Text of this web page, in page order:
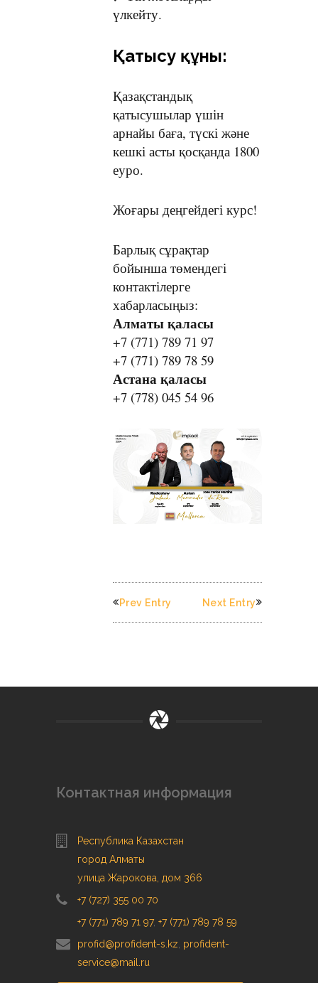
үлкейту.
Қатысу құны:
Қазақстандық
қатысушылар үшін
арнайы баға, түскі және
кешкі асты қосқанда 1800
еуро.
Жоғары деңгейдегі курс!
Барлық сұрақтар
бойынша төмендегі
контактілерге
хабарласыңыз:
Алматы қаласы
+7 (771) 789 71 97
+7 (771) 789 78 59
Астана қаласы
+7 (778) 045 54 96
Prev Entry Next Entry
Контактная информация
Республика Казахстан
город Алматы
улица Жарокова, дом 366
+7 (727) 355 00 70
+7 (771) 789 71 97, +7 (771) 789 78 59
profid@profident-s.kz profident-
service@mail.ru